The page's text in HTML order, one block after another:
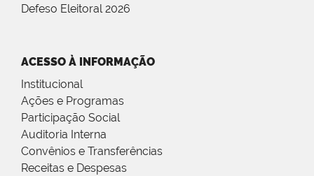
Defeso Eleitoral 2026
ACESSO À INFORMAÇÃO
Institucional
Ações e Programas
Participação Social
Auditoria Interna
Convênios e Transferências
Receitas e Despesas